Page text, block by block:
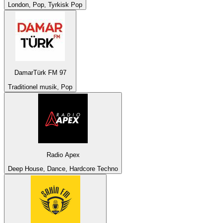
London, Pop, Tyrkisk Pop
DamarTürk FM 97
Traditionel musik, Pop
Radio Apex
Deep House, Dance, Hardcore Techno